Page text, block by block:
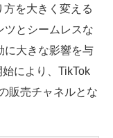
を大きく変える
ツとシームレスな
に大きな影響を与
により、TikTok
販売チャネルとな